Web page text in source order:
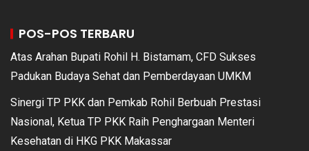
POS-POS TERBARU
Atas Arahan Bupati Rohil H. Bistamam, CFD Sukses
Padukan Budaya Sehat dan Pemberdayaan UMKM
Sinergi TP PKK dan Pemkab Rohil Berbuah Prestasi
Nasional, Ketua TP PKK Raih Penghargaan Menteri
Kesehatan di HKG PKK Makassar